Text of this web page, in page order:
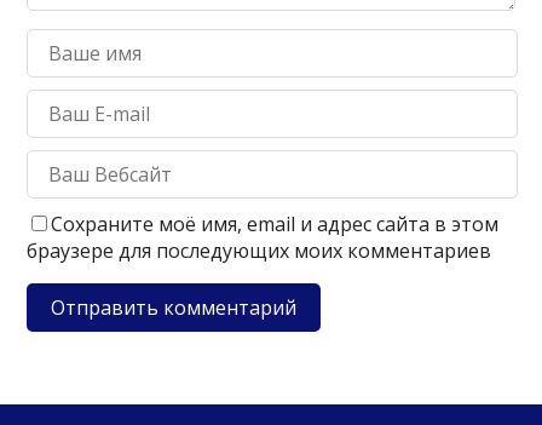
Сохраните моё имя, email и адрес сайта в этом
браузере для последующих моих комментариев